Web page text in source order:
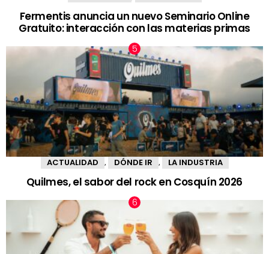
Fermentis anuncia un nuevo Seminario Online
Gratuito: interacción con las materias primas
ACTUALIDAD DÓNDE IR LA INDUSTRIA
Quilmes, el sabor del rock en Cosquín 2026